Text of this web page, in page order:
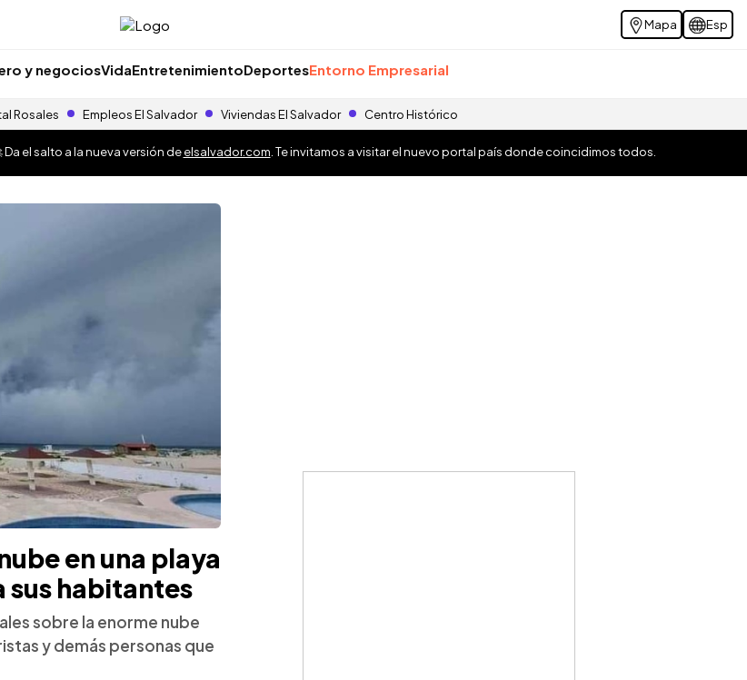
Mapa Esp
y negociosVidaEntretenimientoDeportesEntorno Empresarial
Rosales Empleos El Salvador Viviendas El Salvador Centro Histórico
el salto a la nueva versión deelsalvador.com . Te invitamos a visitar el nuevo portal país donde coincidimos todos.
en una playa
sus habitantes
sobre la enorme nube
y demás personas que